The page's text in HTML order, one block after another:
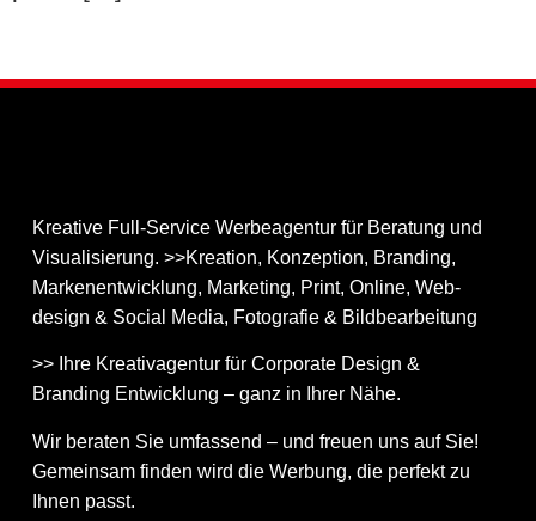
Kreative Full-Service Werbeagentur für Beratung und
Visualisierung. >>Kreation, Konzeption, Branding,
Markenentwicklung, Marketing, Print, Online, Web­
design & Social Media, Fotografie & Bildbear­bei­tung
>> Ihre Kreativagentur für Corporate Design &
Branding Entwicklung – ganz in Ihrer Nähe.
Wir beraten Sie umfassend – und freuen uns auf Sie!
Gemeinsam finden wird die Werbung, die perfekt zu
Ihnen passt.